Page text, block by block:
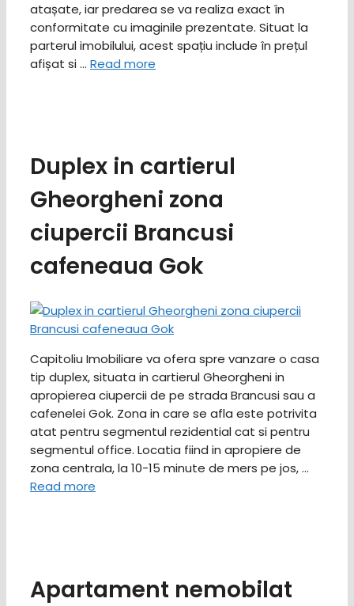
atașate, iar predarea se va realiza exact în
conformitate cu imaginile prezentate. Situat la
parterul imobilului, acest spațiu include în prețul
afișat si … Read more
Duplex in cartierul
Gheorgheni zona
ciupercii Brancusi
cafeneaua Gok
Capitoliu Imobiliare va ofera spre vanzare o casa
tip duplex, situata in cartierul Gheorgheni in
apropierea ciupercii de pe strada Brancusi sau a
cafenelei Gok. Zona in care se afla este potrivita
atat pentru segmentul rezidential cat si pentru
segmentul office. Locatia fiind in apropiere de
zona centrala, la 10-15 minute de mers pe jos, …
Read more
Apartament nemobilat